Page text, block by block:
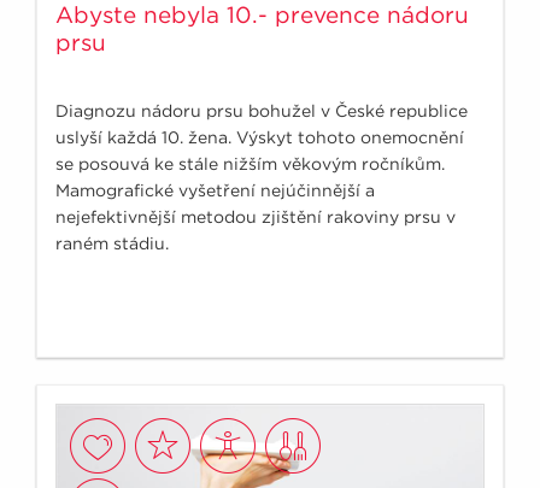
Abyste nebyla 10.- prevence nádoru
prsu
Diagnozu nádoru prsu bohužel v České republice
uslyší každá 10. žena. Výskyt tohoto onemocnění
se posouvá ke stále nižším věkovým ročníkům.
Mamografické vyšetření nejúčinnější a
nejefektivnější metodou zjištění rakoviny prsu v
raném stádiu.